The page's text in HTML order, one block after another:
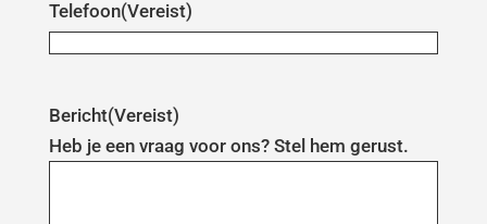
Telefoon(Vereist)
Bericht(Vereist)
Heb je een vraag voor ons? Stel hem gerust.